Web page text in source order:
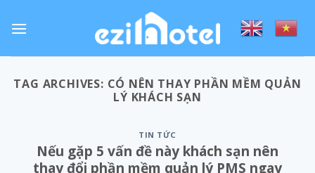
TAG ARCHIVES: CÓ NÊN THAY PHẦN MỀM QUẢN
LÝ KHÁCH SẠN
TIN TỨC
Nếu gặp 5 vấn đề này khách sạn nên
thay đổi phần mềm quản lý PMS ngay